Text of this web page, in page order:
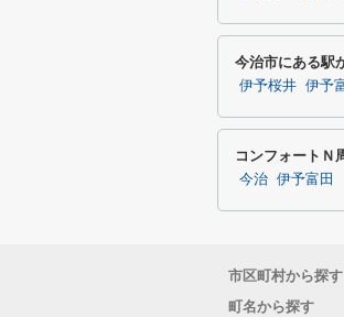
今治市にある駅
伊予桜井 伊予
コンフォートＮ
今治 伊予富田
市区町村から探す
町名から探す